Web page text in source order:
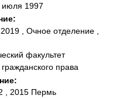
июля 1997
, Очное отделение ,
факультет
права
, 2015 Пермь